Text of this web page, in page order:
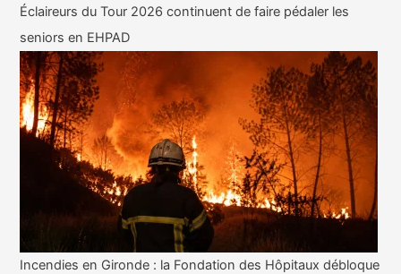
Éclaireurs du Tour 2026 continuent de faire pédaler les
seniors en EHPAD
Incendies en Gironde : la Fondation des Hôpitaux débloque